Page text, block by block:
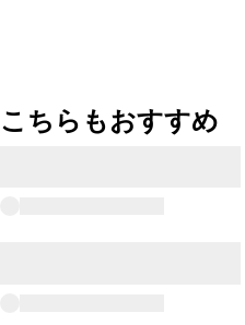
こちらもおすすめ